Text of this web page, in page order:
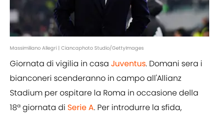
Massimiliano Allegri | Ciancaphoto Studio/GettyImages
Giornata di vigilia in casa Juventus. Domani sera i
bianconeri scenderanno in campo all'Allianz
Stadium per ospitare la Roma in occasione della
18ª giornata di Serie A. Per introdurre la sfida,